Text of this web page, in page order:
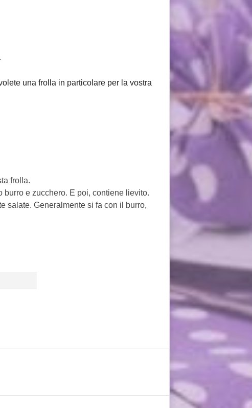
una frolla in particolare per la vostra
frolla.
e zucchero. E poi, contiene lievito.
salate. Generalmente si fa con il burro,